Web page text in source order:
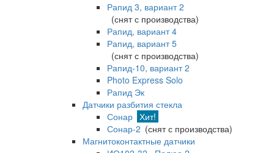
Рапид 3, вариант 2
(снят с производства)
Рапид, вариант 4
Рапид, вариант 5
(снят с производства)
Рапид-10, вариант 2
Photo Express Solo
Рапид Эк
Датчики разбития стекла
Сонар Хит!
Сонар-2 (снят с производства)
Магнитоконтактные датчики